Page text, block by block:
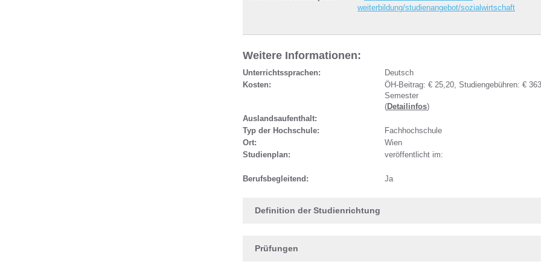
weiterbildung/studienangebot/sozialwirtschaft
Weitere Informationen:
Unterrichtssprachen:
Deutsch
Kosten:
ÖH-Beitrag: € 25,20, Studiengebühren: €
Semester
(Detailinfos)
Auslandsaufenthalt:
Typ der Hochschule:
Fachhochschule
Ort:
Wien
Studienplan:
veröffentlicht im:
Berufsbegleitend: Ja
Definition der Studienrichtung
Prüfungen